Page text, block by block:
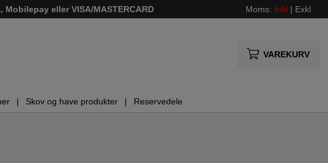
Mobilepay eller VISA/MASTERCARD Moms: Inkl | Exkl
VAREKURV
Skov og have produkter Reservedele